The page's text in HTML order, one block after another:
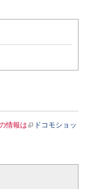
情報は
ドコモショッ